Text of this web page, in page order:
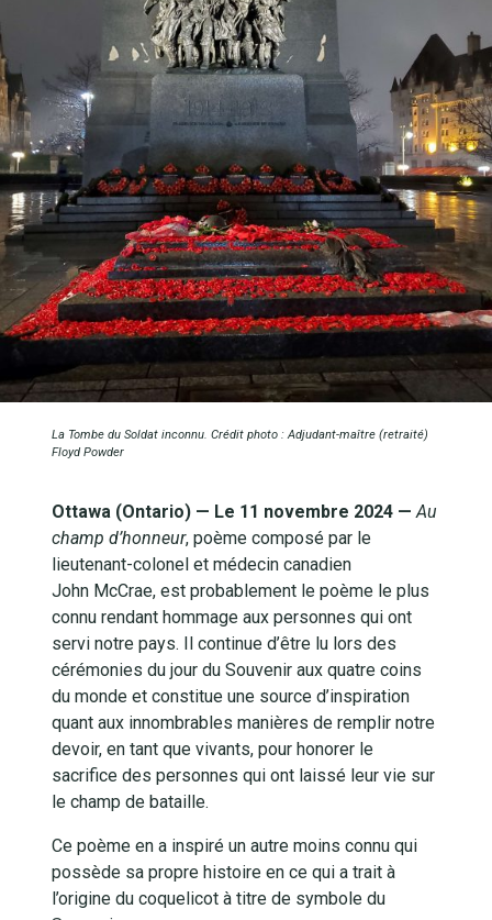
La Tombe du Soldat inconnu. Crédit photo : Adjudant-maître (retraité)
Floyd Powder
Ottawa (Ontario) — Le 11 novembre 2024 — Au
champ d’honneur, poème composé par le
lieutenant-colonel et médecin canadien
John McCrae, est probablement le poème le plus
connu rendant hommage aux personnes qui ont
servi notre pays. Il continue d’être lu lors des
cérémonies du jour du Souvenir aux quatre coins
du monde et constitue une source d’inspiration
quant aux innombrables manières de remplir notre
devoir, en tant que vivants, pour honorer le
sacrifice des personnes qui ont laissé leur vie sur
le champ de bataille.
Ce poème en a inspiré un autre moins connu qui
possède sa propre histoire en ce qui a trait à
l’origine du coquelicot à titre de symbole du